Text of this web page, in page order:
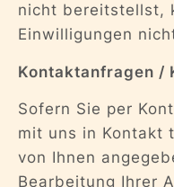
nicht bereitstellst,
Einwilligungen
Kontaktanfragen /
Sofern Sie per
mit uns in Kontakt
von Ihnen
Bearbeitung Ihrer